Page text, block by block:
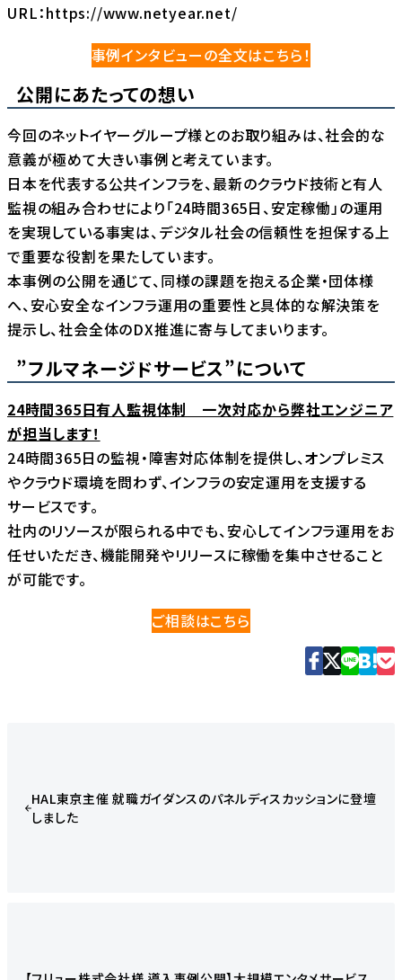
URL：https://www.netyear.net/
事例インタビューの全文はこちら！
公開にあたっての想い
今回のネットイヤーグループ様とのお取り組みは、社会的な
意義が極めて大きい事例と考えています。
日本を代表する公共インフラを、最新のクラウド技術と有人
監視の組み合わせにより「24時間365日、安定稼働」の運用
を実現している事実は、デジタル社会の信頼性を担保する上
で重要な役割を果たしています。
本事例の公開を通じて、同様の課題を抱える企業・団体様
へ、安心安全なインフラ運用の重要性と具体的な解決策を
提示し、社会全体のDX推進に寄与してまいります。
”フルマネージドサービス”について
24時間365日有人監視体制 一次対応から弊社エンジニア
が担当します！
24時間365日の監視・障害対応体制を提供し、オンプレミス
やクラウド環境を問わず、インフラの安定運用を支援する
サービスです。
社内のリソースが限られる中でも、安心してインフラ運用をお
任せいただき、機能開発やリリースに稼働を集中させること
が可能です。
ご相談はこちら
HAL東京主催 就職ガイダンスのパネルディスカッションに登壇
しました